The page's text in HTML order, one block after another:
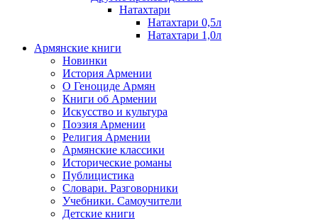
Натахтари
Натахтари 0,5л
Натахтари 1,0л
Армянские книги
Новинки
История Армении
О Геноциде Армян
Книги об Армении
Иcкусство и культура
Поэзия Армении
Религия Армении
Армянские классики
Исторические романы
Публицистика
Словари. Разговорники
Учебники. Самоучители
Детские книги